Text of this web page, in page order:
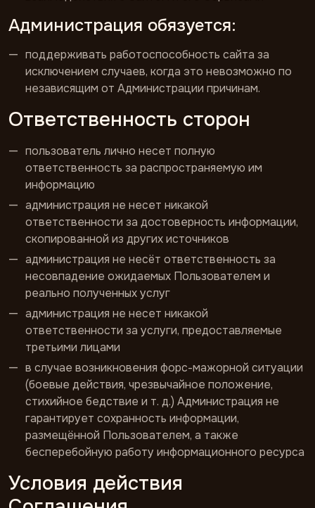
Администрация обязуется:
поддерживать работоспособность сайта за
исключением случаев, когда это невозможно по
независящим от Администрации причинам.
Ответственность сторон
пользователь лично несет полную
ответственность за распространяемую им
информацию
администрация не несет никакой
ответственности за достоверность информации,
скопированной из других источников
администрация не несёт ответственность за
несовпадение ожидаемых Пользователем и
реально полученных услуг
администрация не несет никакой
ответственности за услуги, предоставляемые
третьими лицами
в случае возникновения форс-мажорной ситуации
(боевые действия, чрезвычайное положение,
стихийное бедствие и т. д.) Администрация не
гарантирует сохранность информации,
размещённой Пользователем, а также
бесперебойную работу информационного ресурса
Условия действия